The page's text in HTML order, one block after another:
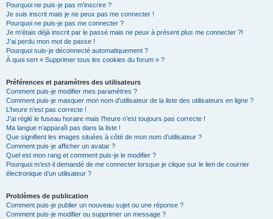
Pourquoi ne puis-je pas m’inscrire ?
Je suis inscrit mais je ne peux pas me connecter !
Pourquoi ne puis-je pas me connecter ?
Je m’étais déjà inscrit par le passé mais ne peux à présent plus me connecter ?!
J’ai perdu mon mot de passe !
Pourquoi suis-je déconnecté automatiquement ?
À quoi sert « Supprimer tous les cookies du forum » ?
Préférences et paramètres des utilisateurs
Comment puis-je modifier mes paramètres ?
Comment puis-je masquer mon nom d’utilisateur de la liste des utilisateurs en ligne ?
L’heure n’est pas correcte !
J’ai réglé le fuseau horaire mais l’heure n’est toujours pas correcte !
Ma langue n’apparaît pas dans la liste !
Que signifient les images situées à côté de mon nom d’utilisateur ?
Comment puis-je afficher un avatar ?
Quel est mon rang et comment puis-je le modifier ?
Pourquoi m’est-il demandé de me connecter lorsque je clique sur le lien de courrier
électronique d’un utilisateur ?
Problèmes de publication
Comment puis-je publier un nouveau sujet ou une réponse ?
Comment puis-je modifier ou supprimer un message ?